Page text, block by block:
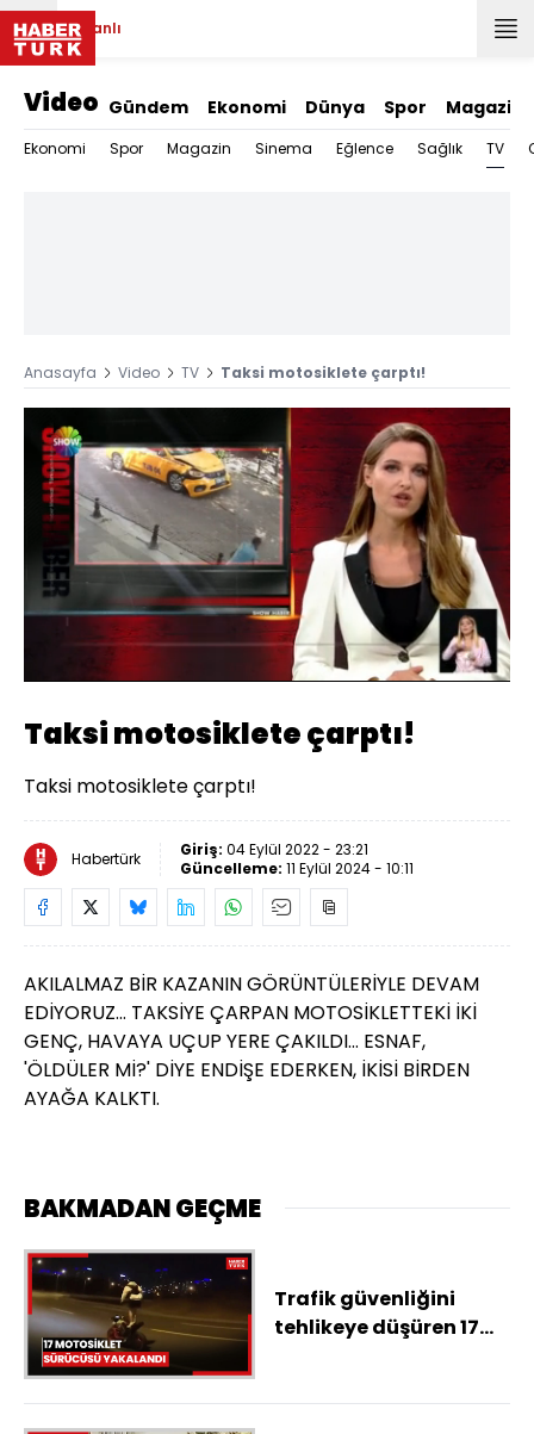
Canlı
Video Gündem Ekonomi Dünya Spor Magazin
Ekonomi Spor Magazin Sinema Eğlence Sağlık TV
Anasayfa Video TV Taksi motosiklete çarptı!
Sesi
Aç
Yüklendi:
45.65%
Oynatma
Hızı
Taksi motosiklete çarptı!
Taksi motosiklete çarptı!
Habertürk Giriş: 04 Eylül 2022 - 23:21
Güncelleme: 11 Eylül 2024 - 10:11
AKILALMAZ BİR KAZANIN GÖRÜNTÜLERİYLE DEVAM
EDİYORUZ... TAKSİYE ÇARPAN MOTOSİKLETTEKİ İKİ
GENÇ, HAVAYA UÇUP YERE ÇAKILDI... ESNAF,
'ÖLDÜLER Mİ?' DİYE ENDİŞE EDERKEN, İKİSİ BİRDEN
AYAĞA KALKTI.
BAKMADAN GEÇME
Trafik güvenliğini
tehlikeye düşüren 17